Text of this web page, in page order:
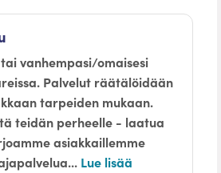
vanhempasi/omaisesi
Palvelut räätälöidään
tarpeiden mukaan.
teidän perheelle - laatua
asiakkaillemme
Lue lisää